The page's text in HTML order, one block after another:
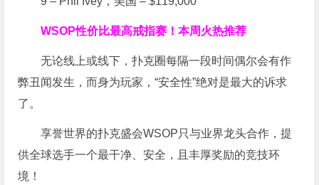
WSOP性价比最高戒指赛！本周火热推荐
无论线上或线下，扑克圈每隔一段时间偶尔会有作
弊丑闻发生，而身为玩家，“安全性”绝对是最大的诉求
了。
享誉世界的扑克盛会WSOP只与业界龙头合作，提
供全球选手一个最干净、安全，且丰厚奖励的竞技环
境！